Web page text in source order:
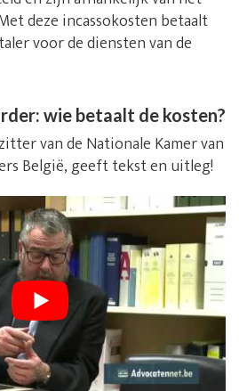
deze incassokosten betaalt
voor de diensten van de
wie betaalt de kosten?
van de Nationale Kamer van
België, geeft tekst en uitleg!